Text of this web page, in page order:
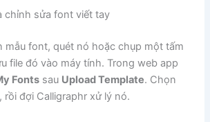
chỉnh sửa font viết tay
mẫu font, quét nó hoặc chụp một tấm
file đó vào máy tính. Trong web app
Fonts sau Upload Template. Chọn
đợi Calligraphr xử lý nó.